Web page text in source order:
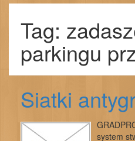
Tag:
parkingu
Siatki
system